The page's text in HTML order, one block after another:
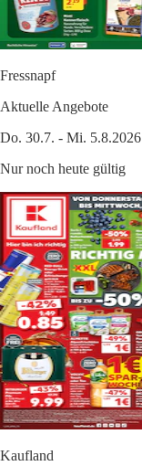
Fressnapf
Aktuelle Angebote
Do. 30.7. - Mi. 5.8.2026
Nur noch heute gültig
Kaufland